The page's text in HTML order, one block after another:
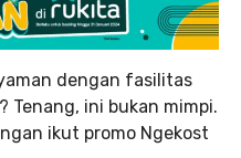
dengan fasilitas
Tenang, ini bukan mimpi.
ikut promo Ngekost